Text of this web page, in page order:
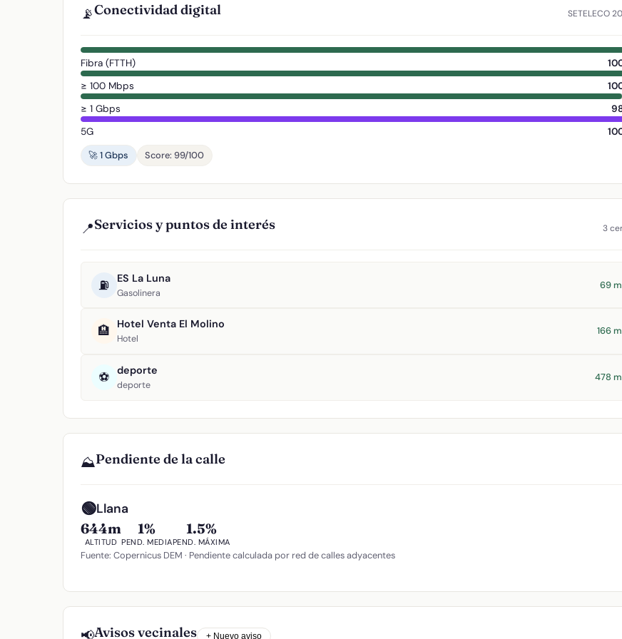
📡Conectividad digital SETELECO
Fibra (FTTH)
≥ 100 Mbps
≥ 1 Gbps
5G
🚀 1 Gbps
Score: 99/100
📍Servicios y puntos de interés 3
⛽ ES La Luna
Gasolinera
69 m
🏨 Hotel Venta El Molino
Hotel
166 m
⚽ deporte
deporte
478 m
⛰️Pendiente de la calle
🟢Llana
644m
ALTITUD
1%
PEND. MEDIA
1.5%
PEND. MÁXIMA
Fuente: Copernicus DEM · Pendiente calculada por red de calles adyacentes
Avisos vecinales + Nuevo aviso